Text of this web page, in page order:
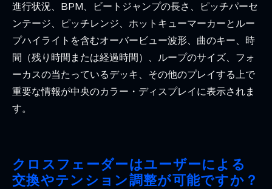
進行状況、BPM、ビートジャンプの長さ、ピッチパーセ
ンテージ、ピッチレンジ、ホットキューマーカーとルー
プハイライトを含むオーバービュー波形、曲のキー、時
間（残り時間または経過時間）、ループのサイズ、フォ
ーカスの当たっているデッキ、その他のプレイする上で
重要な情報が中央のカラー・ディスプレイに表示されま
す。
クロスフェーダーはユーザーによる
交換やテンション調整が可能ですか？